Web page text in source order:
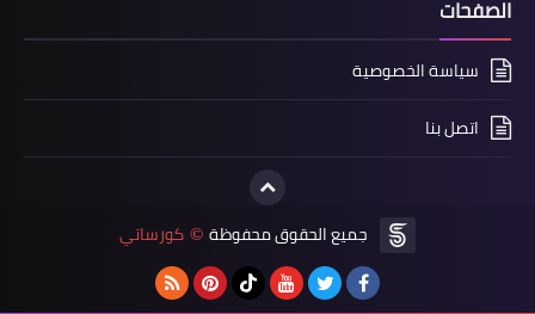
الصفحات
سياسة الخصوصية
اتصل بنا
جميع الحقوق محفوظة © كورساتي